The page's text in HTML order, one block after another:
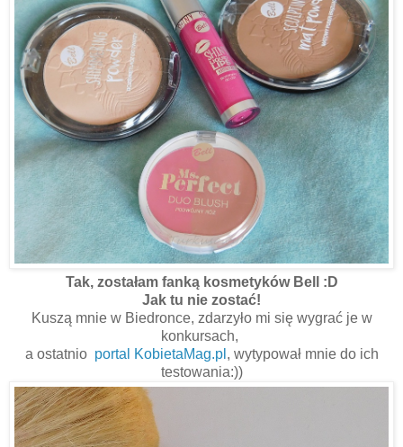
Tak, zostałam fanką kosmetyków Bell :D
Jak tu nie zostać!
Kuszą mnie w Biedronce, zdarzyło mi się wygrać je w
konkursach,
a ostatnio portal KobietaMag.pl , wytypował mnie do ich
testowania:))